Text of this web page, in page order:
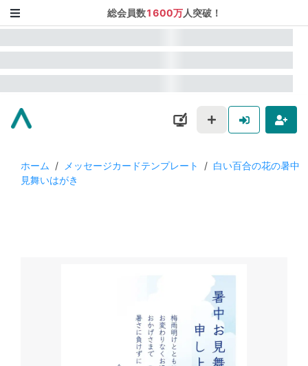
総会員数1600万人突破！
ホーム / メッセージカードテンプレート / 白い百合の花の暑中
見舞いはがき